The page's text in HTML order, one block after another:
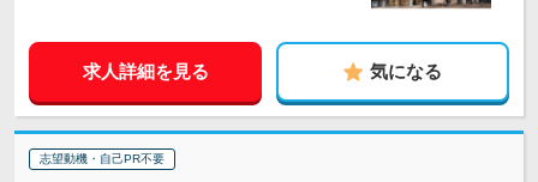
求人詳細を見る 気になる
志望動機・自己PR不要